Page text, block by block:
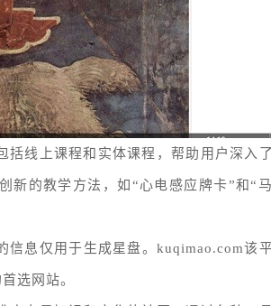
线上课程和实体课程，帮助用户深入了
新的教学方法，如“心电感应牌卡”和“
息仅用于生成星盘。kuqimao.com该
选网站。